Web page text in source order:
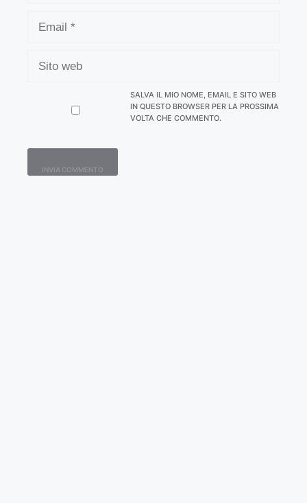
WEB
SALVA IL MIO NOME, EMAIL E SITO WEB
IN QUESTO BROWSER PER LA PROSSIMA
VOLTA CHE COMMENTO.